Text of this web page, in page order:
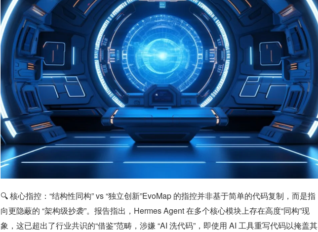
🔍 核心指控：“结构性同构” vs “独立创新”EvoMap 的指控并非基于简单的代码复制，而是指
向更隐蔽的 “架构级抄袭”。报告指出，Hermes Agent 在多个核心模块上存在高度“同构”现
象，这已超出了行业共识的“借鉴”范畴，涉嫌 “AI 洗代码”，即使用 AI 工具重写代码以掩盖其